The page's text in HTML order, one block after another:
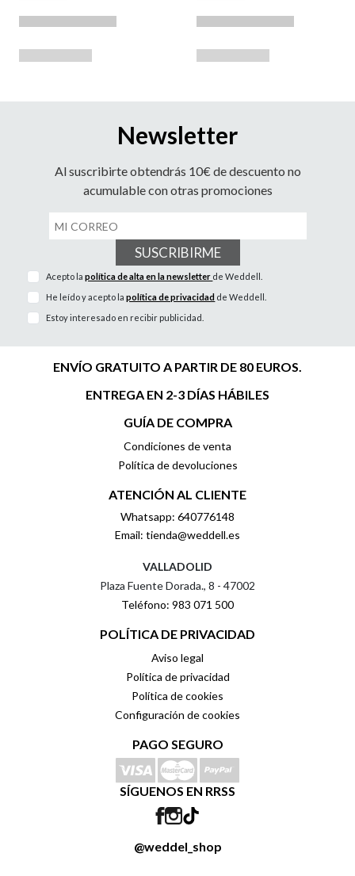
Newsletter
Al suscribirte obtendrás 10€ de descuento no
acumulable con otras promociones
SUSCRIBIRME
Acepto lapolítica de alta en la newsletter de Weddell.
He leído y acepto lapolítica de privacidad de Weddell.
Estoy interesado en recibir publicidad.
ENVÍO GRATUITO A PARTIR DE 80 EUROS.
ENTREGA EN 2-3 DÍAS HÁBILES
GUÍA DE COMPRA
Condiciones de venta
Política de devoluciones
ATENCIÓN AL CLIENTE
Whatsapp: 640776148
Email: tienda@weddell.es
VALLADOLID
Plaza Fuente Dorada., 8 - 47002
Teléfono: 983 071 500
POLÍTICA DE PRIVACIDAD
Aviso legal
Política de privacidad
Política de cookies
Configuración de cookies
PAGO SEGURO
SÍGUENOS EN RRSS
@weddel_shop